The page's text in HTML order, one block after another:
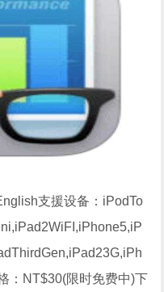
支援设备：iPodTo
：NT$30(限时免费中)下